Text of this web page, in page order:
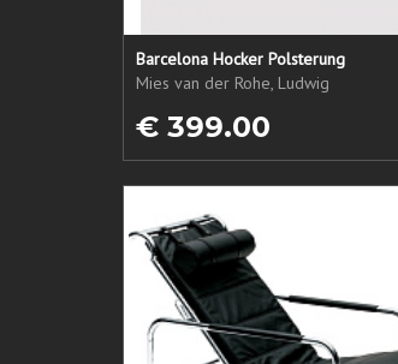
Barcelona Hocker Polsterung
Mies van der Rohe, Ludwig
€ 399.00